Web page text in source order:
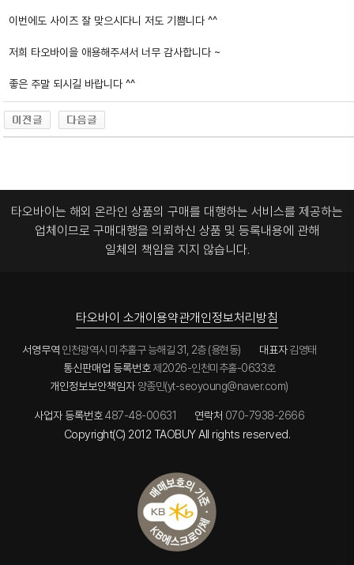
이번에도 사이즈 잘 맞으시다니 저도 기쁨니다 ^^
저희 타오바이을 애용해주셔서 너무 감사합니다 ~
좋은 주말 되시길 바랍니다 ^^
타오바이는 해외 온라인 상품의 구매를 대행하는 서비스를 제공하는
업체이므로 구매대행을 의뢰하신 상품 및 등록내용에 관해
일체의 책임을 지지 않습니다.
타오바이 소개이용약관개인정보처리방침
서영무역 인천광역시 미추홀구 능해길 31, 2층 (용현동) 대표자김영태
통신판매업 등록번호제2026-인천미추홀-0633호
개인정보보안책임자 양종민(yt-seoyoung@naver.com)
사업자 등록번호487-48-00631 연락처 070-7938-2666
Copyright(C) 2012 TAOBUY All rights reserved.